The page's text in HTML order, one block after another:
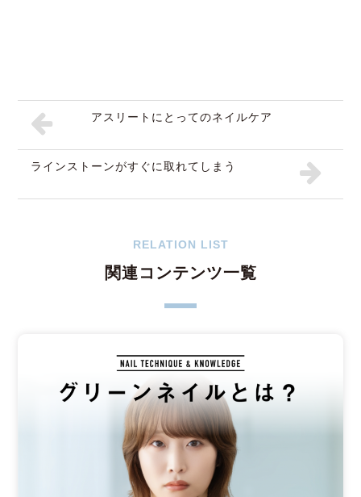
アスリートにとってのネイルケア
ラインストーンがすぐに取れてしまう
RELATION LIST
関連コンテンツ一覧